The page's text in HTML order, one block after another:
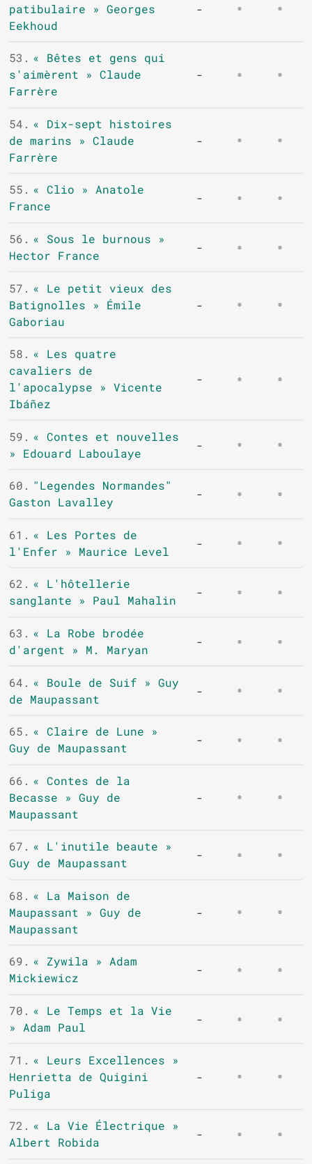
patibulaire » Georges
Eekhoud
-
53. « Bêtes et gens qui
s'aimèrent » Claude
Farrère
-
54. « Dix-sept histoires
de marins » Claude
Farrère
-
55. « Clio » Anatole
France
-
56. « Sous le burnous »
Hector France
-
57. « Le petit vieux des
Batignolles » Émile
Gaboriau
-
58. « Les quatre
cavaliers de
l'apocalypse » Vicente
Ibáñez
-
59. « Contes et nouvelles
» Edouard Laboulaye
-
60. "Legendes Normandes"
Gaston Lavalley
-
61. « Les Portes de
l'Enfer » Maurice Level
-
62. « L'hôtellerie
sanglante » Paul Mahalin
-
63. « La Robe brodée
d'argent » M. Maryan
-
64. « Boule de Suif » Guy
de Maupassant
-
65. « Claire de Lune »
Guy de Maupassant
-
66. « Contes de la
Becasse » Guy de
Maupassant
-
67. « L'inutile beaute »
Guy de Maupassant
-
68. « La Maison de
Maupassant » Guy de
Maupassant
-
69. « Zywila » Adam
Mickiewicz
-
70. « Le Temps et la Vie
» Adam Paul
-
71. « Leurs Excellences »
Henrietta de Quigini
Puliga
-
72. « La Vie Électrique »
Albert Robida
-